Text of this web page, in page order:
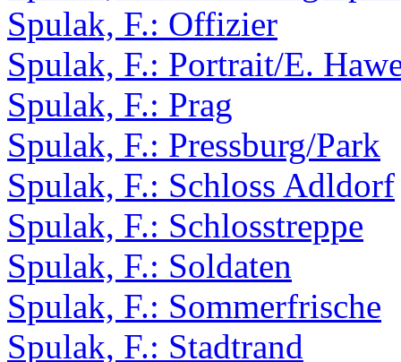
Spulak, F.: Offizier
Spulak, F.: Portrait/E.
Spulak, F.: Prag
Spulak, F.: Pressburg/Park
Spulak, F.: Schloss Adldorf
Spulak, F.: Schlosstreppe
Spulak, F.: Soldaten
Spulak, F.: Sommerfrische
Spulak, F.: Stadtrand